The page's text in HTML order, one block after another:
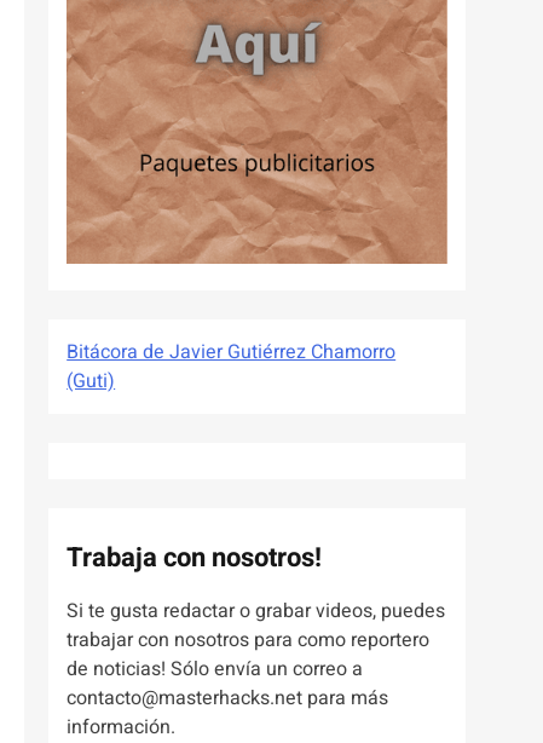
Bitácora de Javier Gutiérrez Chamorro
(Guti)
Trabaja con nosotros!
Si te gusta redactar o grabar videos, puedes
trabajar con nosotros para como reportero
de noticias! Sólo envía un correo a
contacto@masterhacks.net para más
información.